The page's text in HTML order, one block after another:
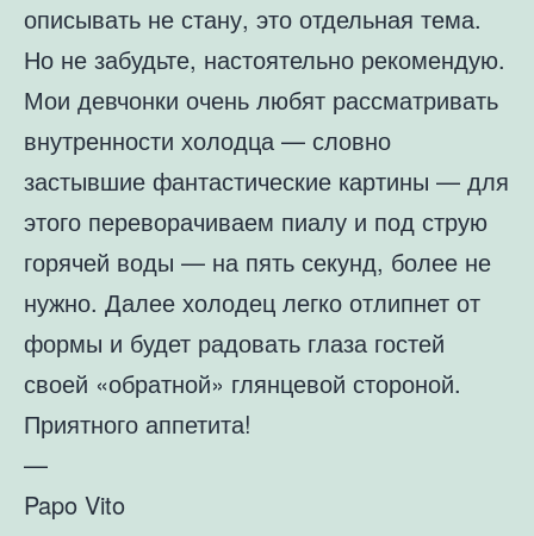
описывать не стану, это отдельная тема.
Но не забудьте, настоятельно рекомендую.
Мои девчонки очень любят рассматривать
внутренности холодца — словно
застывшие фантастические картины — для
этого переворачиваем пиалу и под струю
горячей воды — на пять секунд, более не
нужно. Далее холодец легко отлипнет от
формы и будет радовать глаза гостей
своей «обратной» глянцевой стороной.
Приятного аппетита!
—
Papo Vito